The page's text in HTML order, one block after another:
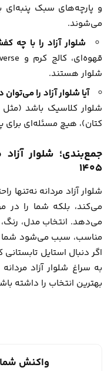
و پارچه‌های سبک پنبه‌ای
می‌شوند.
شلوار آزاد را با
شلوار هستند.
آیا شلوار آزاد را
شلوار کلاسیک باشد
کتان)، هیچ مسئله‌ای برای
جمع‌بندی؛ شلوار آزاد
1405
شلوار آزاد مردانه
می‌کند، بلکه شما را در
می‌دهد. انتخاب مدل،
مناسب، سبب می‌شود
اگر دنبال استایل
به سراغ شلوار آزاد
بهترین انتخاب را داشته
واکنش شما